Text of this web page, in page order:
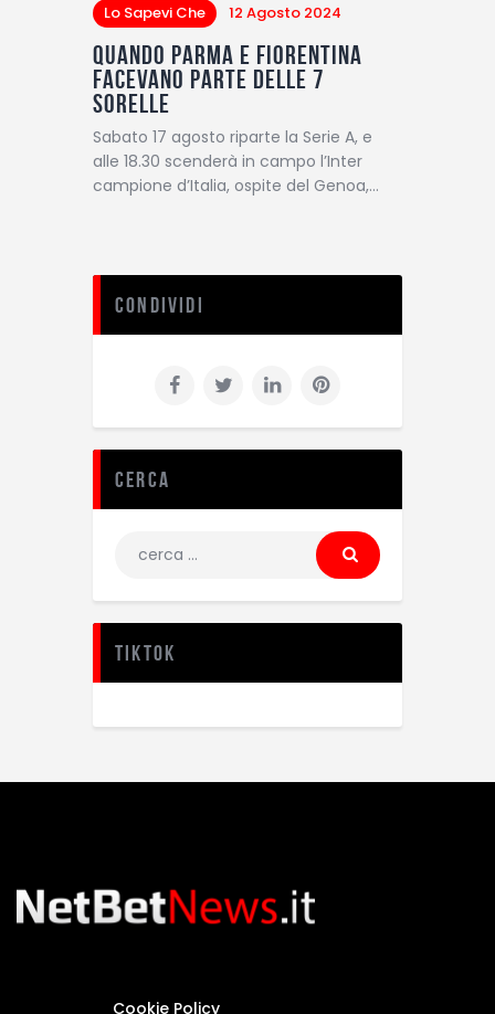
Lo Sapevi Che 12 Agosto 2024
Quando Parma e Fiorentina
facevano parte delle 7
sorelle
Sabato 17 agosto riparte la Serie A, e
alle 18.30 scenderà in campo l’Inter
campione d’Italia, ospite del Genoa,…
Condividi
Cerca
TikTok
Cookie Policy